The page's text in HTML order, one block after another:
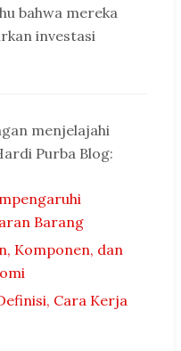
bahwa mereka
investasi
menjelajahi
Purba Blog:
Barang
Komponen, dan
Cara Kerja